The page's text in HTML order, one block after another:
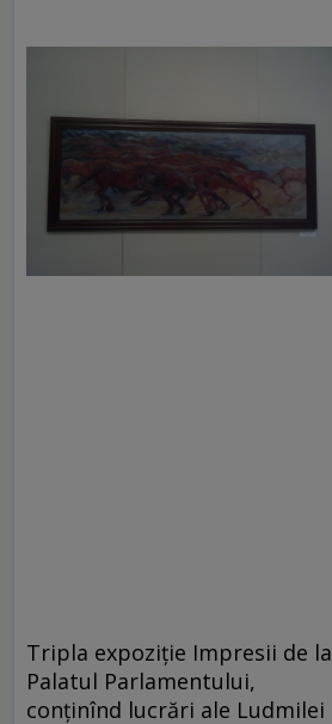
Tripla expoziție Impresii de la
Palatul Parlamentului,
conținînd lucrări ale Ludmilei